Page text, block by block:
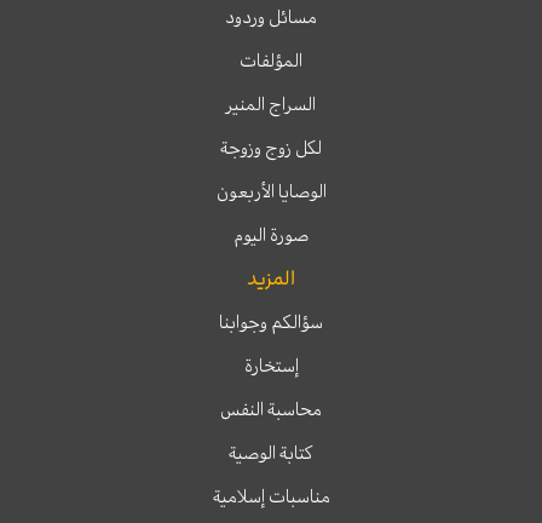
مسائل وردود
المؤلفات
السراج المنير
لكل زوج وزوجة
الوصايا الأربعون
صورة اليوم
المزيد
سؤالكم وجوابنا
إستخارة
محاسبة النفس
كتابة الوصية
مناسبات إسلامية